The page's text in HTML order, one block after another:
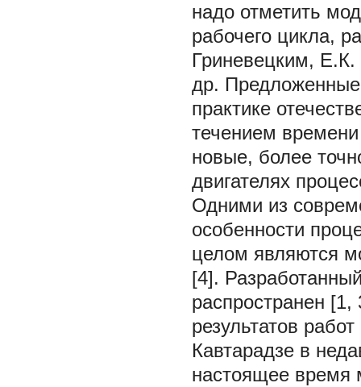
надо отметить
рабочего цикла,
Гриневецким,
др.
практике
течением
новые, более
двигателях
Одними из
особенности
целом являются
[4].
распространен
результатов
Кавтарадзе в
настоящее время